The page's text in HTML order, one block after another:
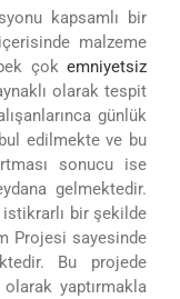
kapsamlı bir
malzeme
çok emniyetsiz
olarak tespit
günlük
edilmekte ve bu
sonucu ise
gelmektedir.
istikrarlı bir şekilde
Projesi sayesinde
Bu projede
olarak yaptırmakla